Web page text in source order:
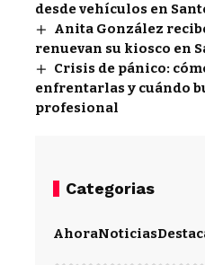
desde vehículos en
Anita González
renuevan su kiosco en
Crisis de pánico:
enfrentarlas y cuándo
profesional
Categorias
AhoraNoticias